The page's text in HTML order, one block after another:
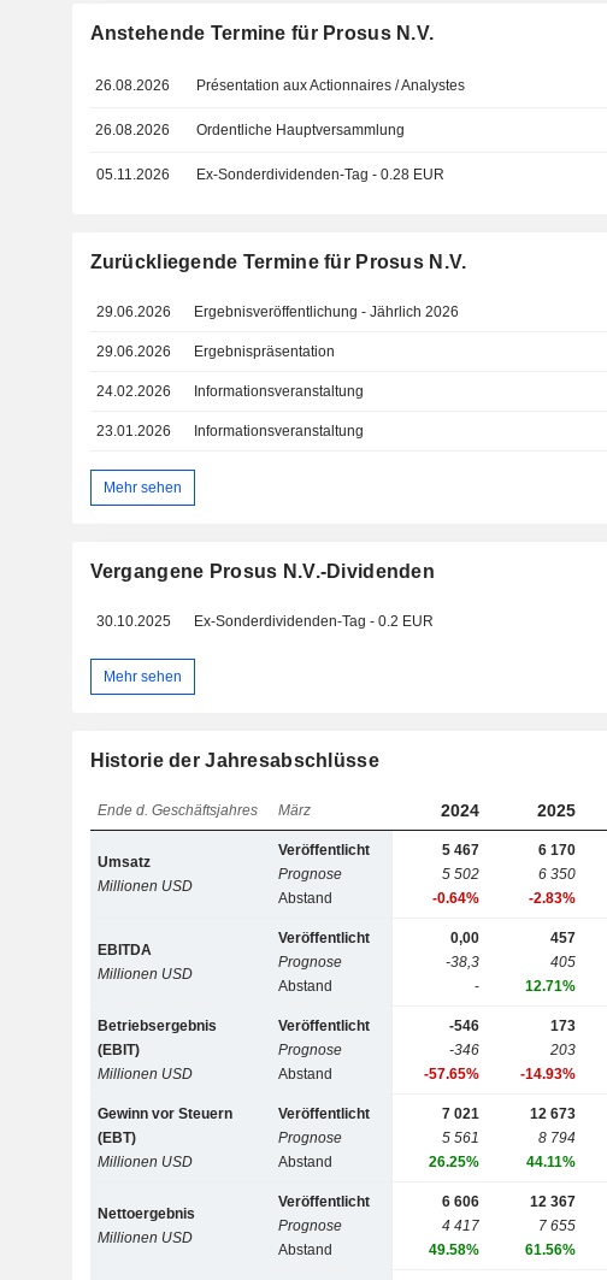
Anstehende Termine für Prosus N.V.
26.08.2026 Présentation aux Actionnaires / Analystes
26.08.2026 Ordentliche Hauptversammlung
05.11.2026 Ex-Sonderdividenden-Tag - 0.28 EUR
Zurückliegende Termine für Prosus N.V.
29.06.2026 Ergebnisveröffentlichung - Jährlich 2026
29.06.2026 Ergebnispräsentation
24.02.2026 Informationsveranstaltung
23.01.2026 Informationsveranstaltung
Mehr sehen
Vergangene Prosus N.V.-Dividenden
30.10.2025 Ex-Sonderdividenden-Tag - 0.2 EUR
Mehr sehen
Historie der Jahresabschlüsse
Ende d. Geschäftsjahres März 2024 2025
Umsatz
Millionen USD
Veröffentlicht
Prognose
Abstand
5 467
5 502
-0.64%
6 170
6 350
-2.83%
EBITDA
Millionen USD
Veröffentlicht
Prognose
Abstand
0,00
-38,3
-
457
405
12.71%
Betriebsergebnis
(EBIT)
Millionen USD
Veröffentlicht
Prognose
Abstand
-546
-346
-57.65%
173
203
-14.93%
Gewinn vor Steuern
(EBT)
Millionen USD
Veröffentlicht
Prognose
Abstand
7 021
5 561
26.25%
12 673
8 794
44.11%
Nettoergebnis
Millionen USD
Veröffentlicht
Prognose
Abstand
6 606
4 417
49.58%
12 367
7 655
61.56%